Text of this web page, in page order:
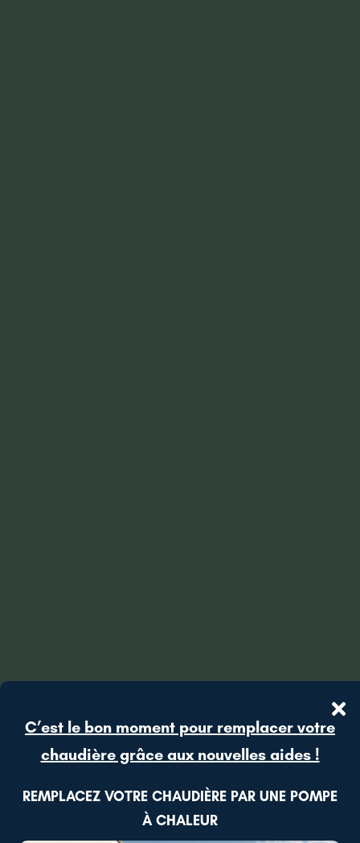
C’est le bon moment pour remplacer votre
chaudière grâce aux nouvelles aides !
REMPLACEZ VOTRE CHAUDIÈRE PAR UNE POMPE
À CHALEUR